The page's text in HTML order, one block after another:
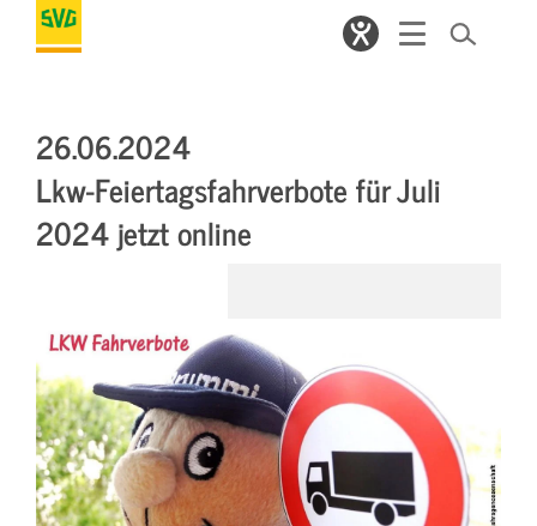
26.06.2024
Lkw-Feiertagsfahrverbote für Juli
2024 jetzt online